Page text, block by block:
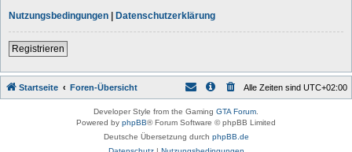
Nutzungsbedingungen | Datenschutzerklärung
Registrieren
Startseite Foren-Übersicht Alle Zeiten sind UTC+02:00
Developer Style from the Gaming GTA Forum
Powered by phpBB® Forum Software © phpBB Limited
Deutsche Übersetzung durch phpBB.de